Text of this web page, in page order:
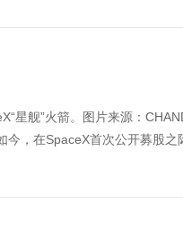
星舰”火箭。图片来源：
，在SpaceX首次公开募股